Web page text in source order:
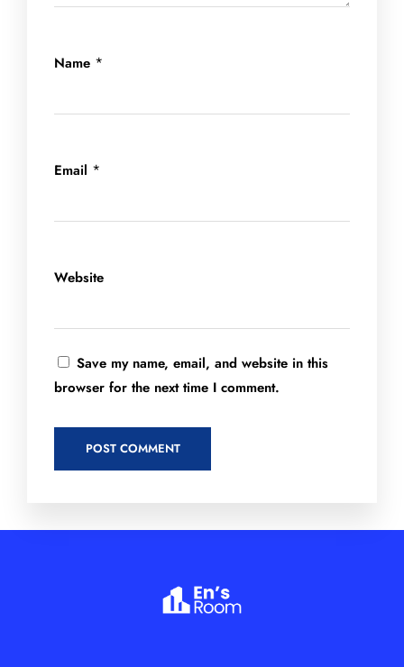
Name *
Email *
Website
Save my name, email, and website in this
browser for the next time I comment.